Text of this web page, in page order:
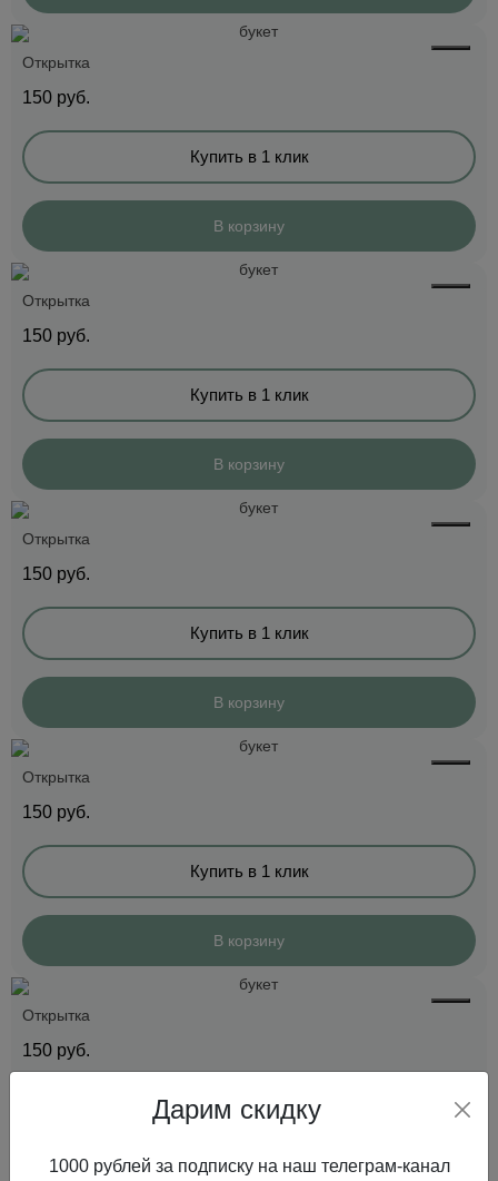
Открытка
150 руб.
Купить в 1 клик
В корзину
Открытка
150 руб.
Купить в 1 клик
В корзину
Открытка
150 руб.
Купить в 1 клик
В корзину
Открытка
150 руб.
Купить в 1 клик
В корзину
Открытка
150 руб.
Купить в 1 клик
Дарим скидку
1000 рублей за подписку на наш телеграм-канал